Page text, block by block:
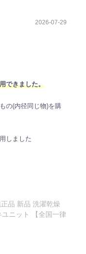
2026-07-29
できました。
の(内径同じ物)を購
しました
品 新品 洗濯乾燥
ニット 【全国一律